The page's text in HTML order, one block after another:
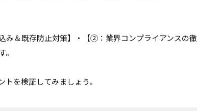
＆既存防止対策】・【②：業界コンプライアンスの徹
を検証してみましょう。